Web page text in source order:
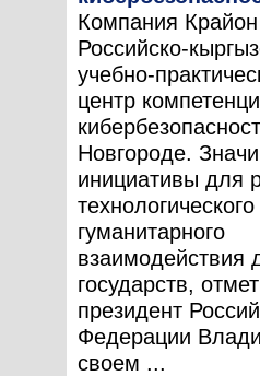
Компания Крайон
Российско-
учебно-
центр
Новгороде.
инициативы для
гуманитарного
взаимодействия
государств,
президент
Федерации
своем ...